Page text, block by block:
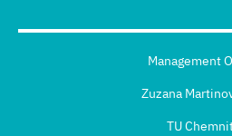
Management
Zuzana
TU